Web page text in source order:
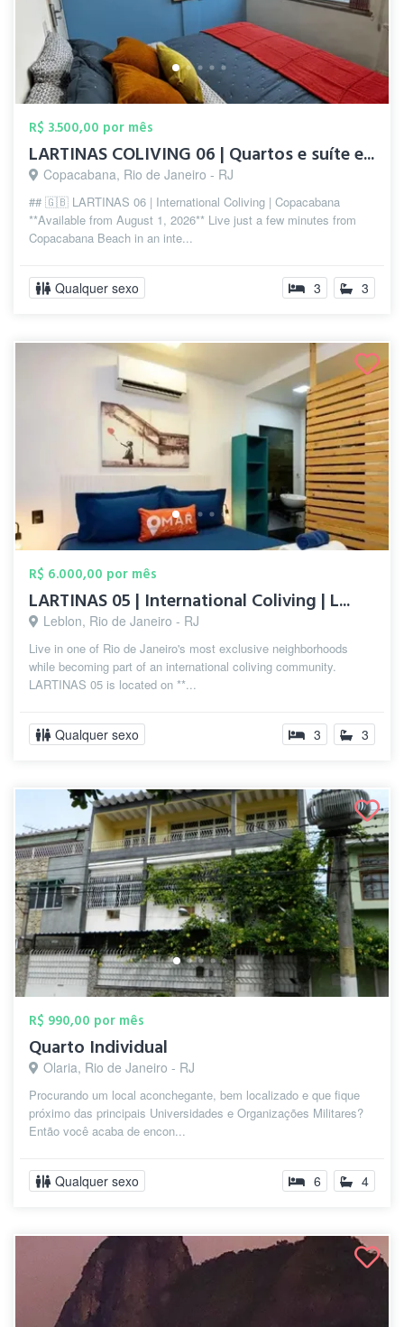
R$ 3.500,00 por mês
LARTINAS COLIVING 06 | Quartos e suíte e...
Copacabana, Rio de Janeiro - RJ
## 🇬🇧 LARTINAS 06 | International Coliving | Copacabana
**Available from August 1, 2026** Live just a few minutes from
Copacabana Beach in an inte...
Qualquer sexo 3 3
R$ 6.000,00 por mês
LARTINAS 05 | International Coliving | L...
Leblon, Rio de Janeiro - RJ
Live in one of Rio de Janeiro's most exclusive neighborhoods
while becoming part of an international coliving community.
LARTINAS 05 is located on **...
Qualquer sexo 3 3
R$ 990,00 por mês
Quarto Individual
Olaria, Rio de Janeiro - RJ
Procurando um local aconchegante, bem localizado e que fique
próximo das principais Universidades e Organizações Militares?
Então você acaba de encon...
Qualquer sexo 6 4